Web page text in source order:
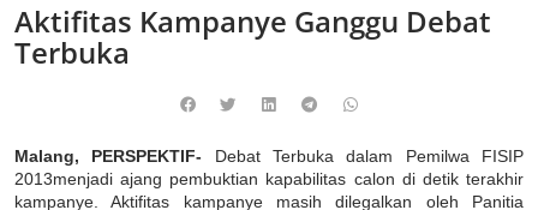
Aktifitas Kampanye Ganggu Debat
Terbuka
Malang, PERSPEKTIF- Debat Terbuka dalam Pemilwa FISIP
2013menjadi ajang pembuktian kapabilitas calon di detik terakhir
kampanye. Aktifitas kampanye masih dilegalkan oleh Panitia